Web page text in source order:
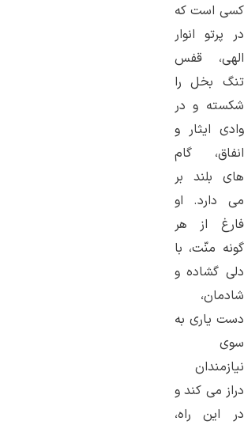
کسی است که
در پرتو انوار
الهی، قفس
تنگ بخل را
شکسته و در
وادی ایثار و
انفاق، گام‌
های بلند بر
می ‌دارد. او
فارغ از هر
گونه منّت، با
دلی گشاده و
شادمان،
دست یاری به
سوی
نیازمندان
دراز می ‌کند و
در این راه،